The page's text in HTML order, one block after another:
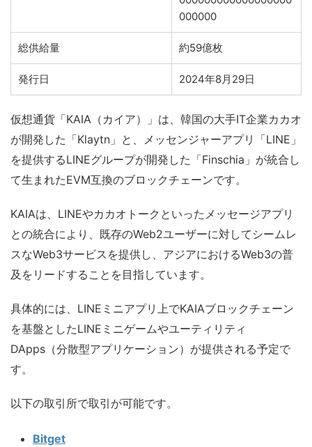
000000
総供給量 約59億枚
発行日 2024年8月29日
仮想通貨「KAIA（カイア）」は、韓国の大手IT企業カカオ
が開発した「Klaytn」と、メッセンジャーアプリ「LINE」
を提供するLINEグループが開発した「Finschia」が統合し
て生まれたEVM互換のブロックチェーンです。
KAIAは、LINEやカカオトークといったメッセージアプリ
との統合により、既存のWeb2ユーザーに対してシームレ
スなWeb3サービスを提供し、アジアにおけるWeb3の普
及をリードすることを目指しています。
具体的には、LINEミニアプリ上でKAIAブロックチェーン
を基盤としたLINEミニゲームやユーティリティ
DApps（分散型アプリケーション）が提供される予定で
す。
以下の取引所で取引が可能です。
Bitget